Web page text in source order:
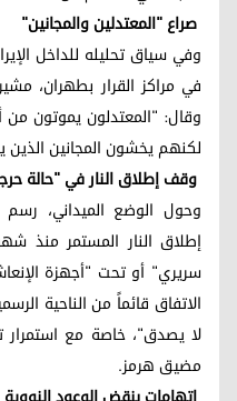
صراع "المعتدلين والمجانين"
وفي سياق تحليله للداخل
في مراكز القرار بطهران،
وقال: "المعتدلون يموتون من
لكنهم يخشون المجانين الذين
وقف إطلاق النار في "حالة
وحول الوضع الميداني،
إطلاق النار المستمر منذ
سريري" أو تحت "أجهزة
الاتفاق قائماً من الناحية
لا يصدق"، خاصة مع استمرار
مضيق هرمز.